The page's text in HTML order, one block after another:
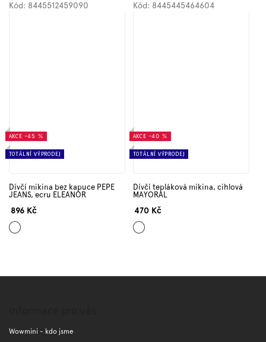
AKCE –45 %
TOTÁLNÍ VÝPRODEJ
Dívčí mikina bez kapuce PEPE
JEANS, ecru ELEANOR
896 Kč
Ecru
Kód: 8445512459090
AKCE –40 %
TOTÁLNÍ VÝPRODEJ
Dívčí tepláková mikina, cihlová
MAYORAL
470 Kč
Cihlová
Kód: 8445445464604
Wowmini - kdo jsme